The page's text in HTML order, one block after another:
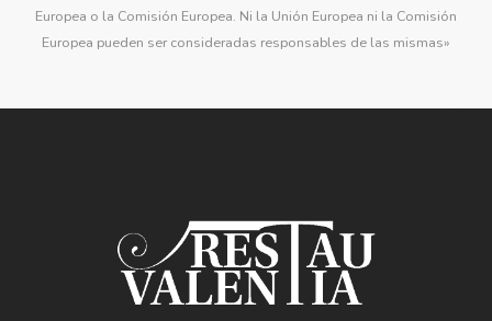
Europea o la Comisión Europea. Ni la Unión Europea ni la Comisión
Europea pueden ser consideradas responsables de las mismas»